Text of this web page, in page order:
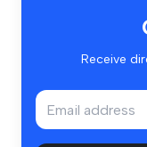
Receive